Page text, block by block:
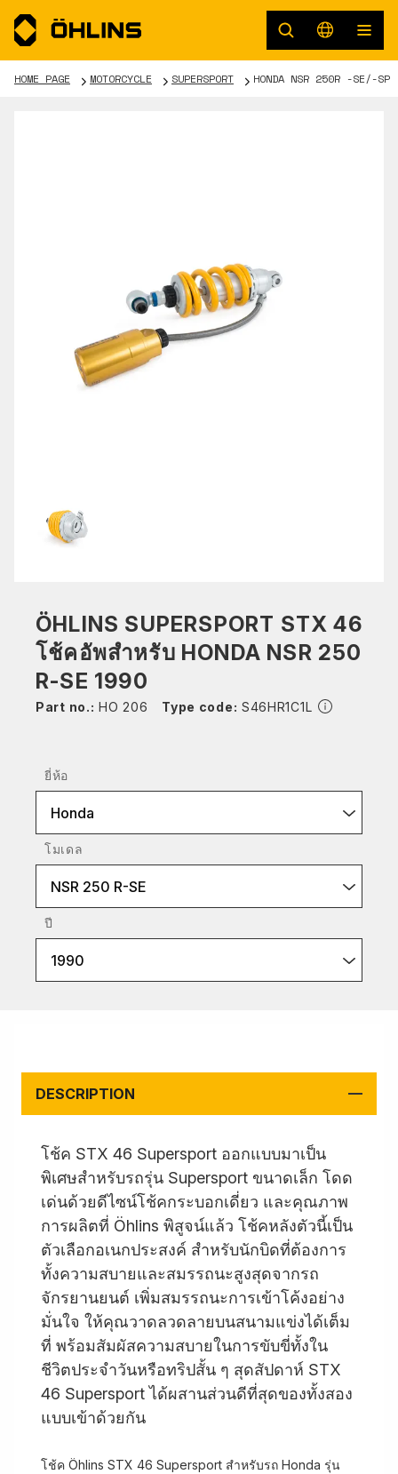
HOME PAGE MOTORCYCLE SUPERSPORT HONDA NSR 250R -SE/-SP
ÖHLINS SUPERSPORT STX 46
โช้คอัพสำหรับ HONDA NSR 250
R-SE 1990
Part no.: HO 206 Type code: S46HR1C1L
ยี่ห้อ
Honda
โมเดล
NSR 250 R-SE
ปี
1990
DESCRIPTION
โช้ค STX 46 Supersport ออกแบบมาเป็น
พิเศษสำหรับรถรุ่น Supersport ขนาดเล็ก โดด
เด่นด้วยดีไซน์โช้คกระบอกเดี่ยว และคุณภาพ
การผลิตที่ Öhlins พิสูจน์แล้ว โช้คหลังตัวนี้เป็น
ตัวเลือกอเนกประสงค์ สำหรับนักบิดที่ต้องการ
ทั้งความสบายและสมรรถนะสูงสุดจากรถ
จักรยานยนต์ เพิ่มสมรรถนะการเข้าโค้งอย่าง
มั่นใจ ให้คุณวาดลวดลายบนสนามแข่งได้เต็ม
ที่ พร้อมสัมผัสความสบายในการขับขี่ทั้งใน
ชีวิตประจำวันหรือทริปสั้น ๆ สุดสัปดาห์ STX
46 Supersport ได้ผสานส่วนดีที่สุดของทั้งสอง
แบบเข้าด้วยกัน
โช้ค Öhlins STX 46 Supersport สำหรับรถ Honda รุ่น